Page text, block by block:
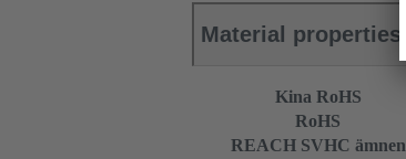
Material properties
Kina RoHS
RoHS
REACH SVHC ämnen